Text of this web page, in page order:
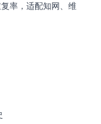
率，适配知网、维